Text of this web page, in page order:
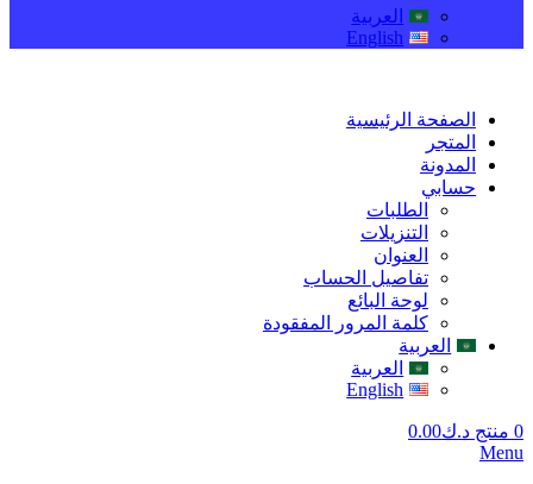
العربية
English
الصفحة الرئيسية
المتجر
المدونة
حسابي
الطلبات
التنزيلات
العنوان
تفاصيل الحساب
لوحة البائع
كلمة المرور المفقودة
العربية
العربية
English
0 منتج د.ك0.00
Menu